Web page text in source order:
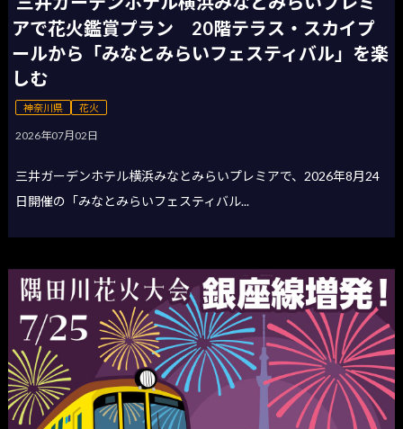
アで花火鑑賞プラン 20階テラス・スカイプ
ールから「みなとみらいフェスティバル」を楽
しむ
神奈川県 花火
2026年07月02日
三井ガーデンホテル横浜みなとみらいプレミアで、2026年8月24
日開催の「みなとみらいフェスティバル...